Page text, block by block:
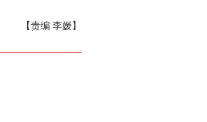
【责编 李媛】